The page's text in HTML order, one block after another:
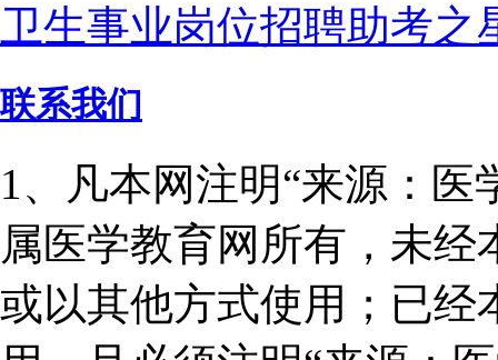
卫生事业岗位招聘助考之
联系我们
1、凡本网注明“来源：
属医学教育网所有，未
或以其他方式使用；已经